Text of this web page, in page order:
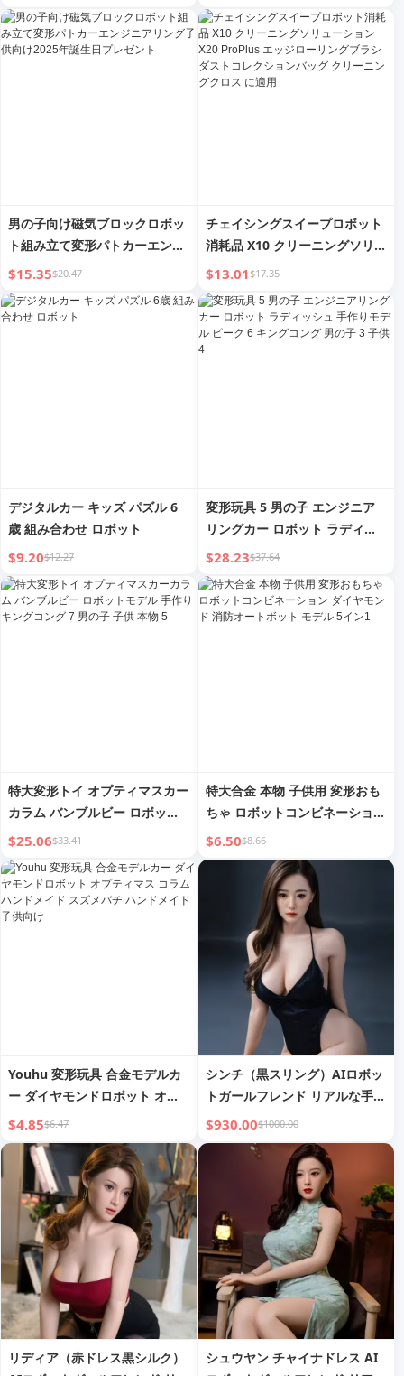
男の子向け磁気ブロックロボッ
ト組み立て変形パトカーエンジ
ニアリング子供向け2025年誕生
日プレゼント
$15.35$20.47
チェイシングスイープロボット
消耗品 X10 クリーニングソリュ
ーション X20 ProPlus エッジ
ローリングブラシ ダストコレク
ションバッグ クリーニングクロ
ス に適用
$13.01$17.35
デジタルカー キッズ パズル 6
歳 組み合わせ ロボット
$9.20$12.27
変形玩具 5 男の子 エンジニア
リングカー ロボット ラディッ
シュ 手作りモデル ピーク 6 キ
ングコング 男の子 3 子供 4
$28.23$37.64
特大変形トイ オプティマスカー
カラム バンブルビー ロボット
モデル 手作り キングコング 7
男の子 子供 本物 5
$25.06$33.41
特大合金 本物 子供用 変形おも
ちゃ ロボットコンビネーション
ダイヤモンド 消防オートボット
モデル 5イン1
$6.50$8.66
Youhu 変形玩具 合金モデルカ
ー ダイヤモンドロボット オプ
ティマス コラム ハンドメイド
スズメバチ ハンドメイド 子供
向け
$4.85$6.47
シンチ（黒スリング）AIロボッ
トガールフレンド リアルな手の
感触
$930.00$1000.00
リディア（赤ドレス黒シルク）
シュウヤン チャイナドレス AI